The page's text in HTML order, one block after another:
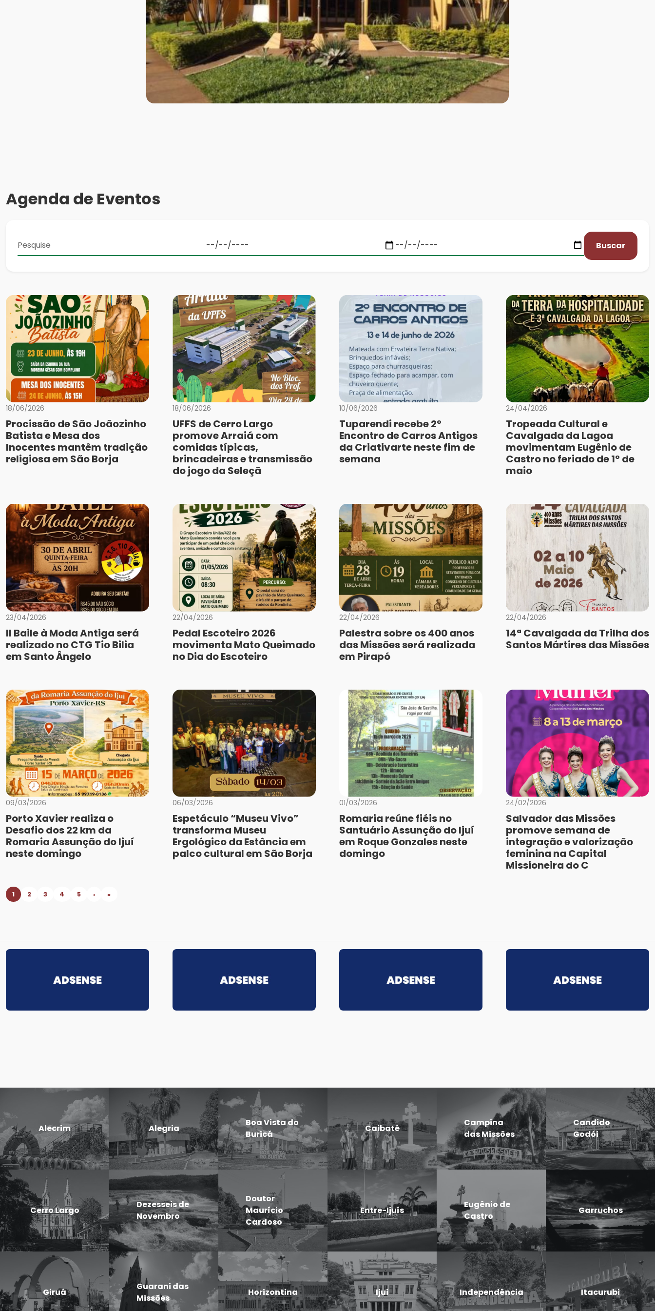
Agenda de Eventos
Buscar
18/06/2026
Procissão de São Joãozinho
Batista e Mesa dos
Inocentes mantêm tradição
religiosa em São Borja
18/06/2026
UFFS de Cerro Largo
promove Arraiá com
comidas típicas,
brincadeiras e transmissão
do jogo da Seleçã
10/06/2026
Tuparendi recebe 2º
Encontro de Carros Antigos
da Criativarte neste fim de
semana
24/04/2026
Tropeada Cultural e
Cavalgada da Lagoa
movimentam Eugênio de
Castro no feriado de 1º de
maio
23/04/2026
II Baile à Moda Antiga será
realizado no CTG Tio Bilia
em Santo Ângelo
22/04/2026
Pedal Escoteiro 2026
movimenta Mato Queimado
no Dia do Escoteiro
22/04/2026
Palestra sobre os 400 anos
das Missões será realizada
em Pirapó
22/04/2026
14ª Cavalgada da Trilha dos
Santos Mártires das Missões
09/03/2026
Porto Xavier realiza o
Desafio dos 22 km da
Romaria Assunção do Ijuí
neste domingo
06/03/2026
Espetáculo “Museu Vivo”
transforma Museu
Ergológico da Estância em
palco cultural em São Borja
01/03/2026
Romaria reúne fiéis no
Santuário Assunção do Ijuí
em Roque Gonzales neste
domingo
24/02/2026
Salvador das Missões
promove semana de
integração e valorização
feminina na Capital
Missioneira do C
1 2 3 4 5 › »
Alecrim Alegria
Boa Vista do
Buricá
Caibaté
Campina
das Missões
Candido
Godói
Cerro Largo
Dezesseis de
Novembro
Doutor
Maurício
Cardoso
Entre-Ijuís
Eugênio de
Castro
Garruchos
Giruá
Guarani das
Missões
Horizontina Ijui Independência Itacurubi